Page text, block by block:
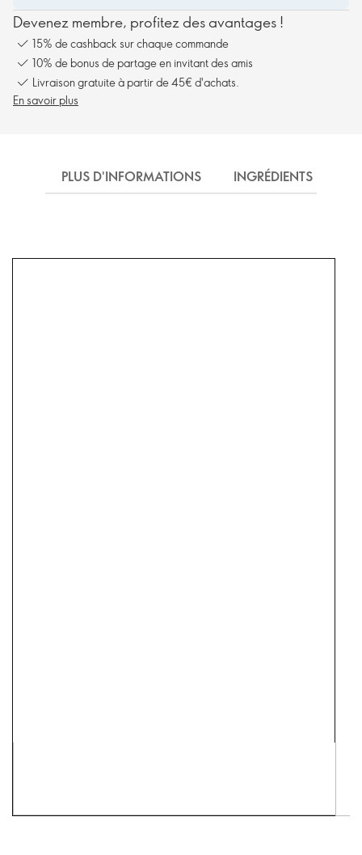
Devenez membre, profitez des avantages !
15% de cashback sur chaque commande
10% de bonus de partage en invitant des amis
Livraison gratuite à partir de 45€ d'achats.
En savoir plus
PLUS D'INFORMATIONS INGRÉDIENTS